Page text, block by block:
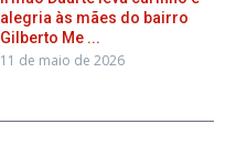
alegria às mães do bairro
Gilberto Me ...
11 de maio de 2026